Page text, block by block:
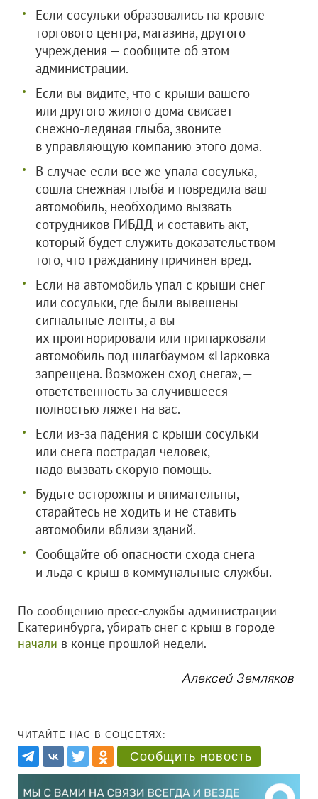
Если сосульки образовались на кровле
торгового центра, магазина, другого
учреждения — сообщите об этом
администрации.
Если вы видите, что с крыши вашего
или другого жилого дома свисает
снежно-ледяная глыба, звоните
в управляющую компанию этого дома.
В случае если все же упала сосулька,
сошла снежная глыба и повредила ваш
автомобиль, необходимо вызвать
сотрудников ГИБДД и составить акт,
который будет служить доказательством
того, что гражданину причинен вред.
Если на автомобиль упал с крыши снег
или сосульки, где были вывешены
сигнальные ленты, а вы
их проигнорировали или припарковали
автомобиль под шлагбаумом «Парковка
запрещена. Возможен сход снега», —
ответственность за случившееся
полностью ляжет на вас.
Если из-за падения с крыши сосульки
или снега пострадал человек,
надо вызвать скорую помощь.
Будьте осторожны и внимательны,
старайтесь не ходить и не ставить
автомобили вблизи зданий.
Сообщайте об опасности схода снега
и льда с крыш в коммунальные службы.
По сообщению пресс-службы администрации
Екатеринбурга, убирать снег с крыш в городе
начали в конце прошлой недели.
Алексей Земляков
ЧИТАЙТЕ НАС В СОЦСЕТЯХ:
Сообщить новость